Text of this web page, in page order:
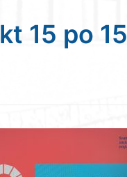
15 po 15